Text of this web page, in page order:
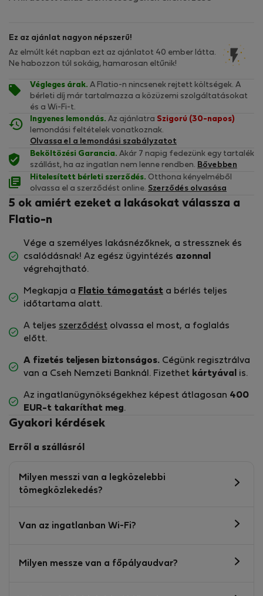
Ez az ajánlat nagyon népszerű!
Az elmúlt két napban ezt az ajánlatot 40 ember látta.
Ne habozzon túl sokáig, hamarosan eltűnik!
Végleges árak. A Flatio-n nincsenek rejtett költségek. A
bérleti díj már tartalmazza a közüzemi szolgáltatásokat
és a Wi-Fi-t.
Ingyenes lemondás. Az ajánlatra Szigorú (30-napos)
lemondási feltételek vonatkoznak.
Olvassa el a lemondási szabályzatot
Beköltözési Garancia. Akár 7 napig fedezünk egy tartalék
szállást, ha az ingatlan nem lenne rendben. Bővebben
Hitelesített bérleti szerződés. Otthona kényelméből
olvassa el a szerződést online. Szerződés olvasása
5 ok amiért ezeket a lakásokat válassza a
Flatio-n
Vége a személyes lakásnézőknek, a stressznek és
csalódásnak! Az egész ügyintézés azonnal
végrehajtható.
Megkapja a Flatio támogatást a bérlés teljes
időtartama alatt.
A teljes szerződést olvassa el most, a foglalás
előtt.
A fizetés teljesen biztonságos. Cégünk regisztrálva
van a Cseh Nemzeti Banknál. Fizethet kártyával is.
Az ingatlanügynökségekhez képest átlagosan 400
EUR-t takaríthat meg.
Gyakori kérdések
Erről a szállásról
Milyen messzi van a legközelebbi
tömegközlekedés?
Van az ingatlanban Wi-Fi?
Milyen messze van a főpályaudvar?